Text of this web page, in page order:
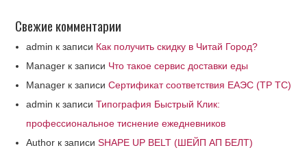
Свежие комментарии
admin к записи Как получить скидку в Читай Город?
Manager к записи Что такое сервис доставки еды
Manager к записиСертификат соответствия ЕАЭС (ТР ТС)
admin к записиТипография Быстрый Клик:
профессиональное тиснение ежедневников
Author к записиSHAPE UP BELT (ШЕЙП АП БЕЛТ)